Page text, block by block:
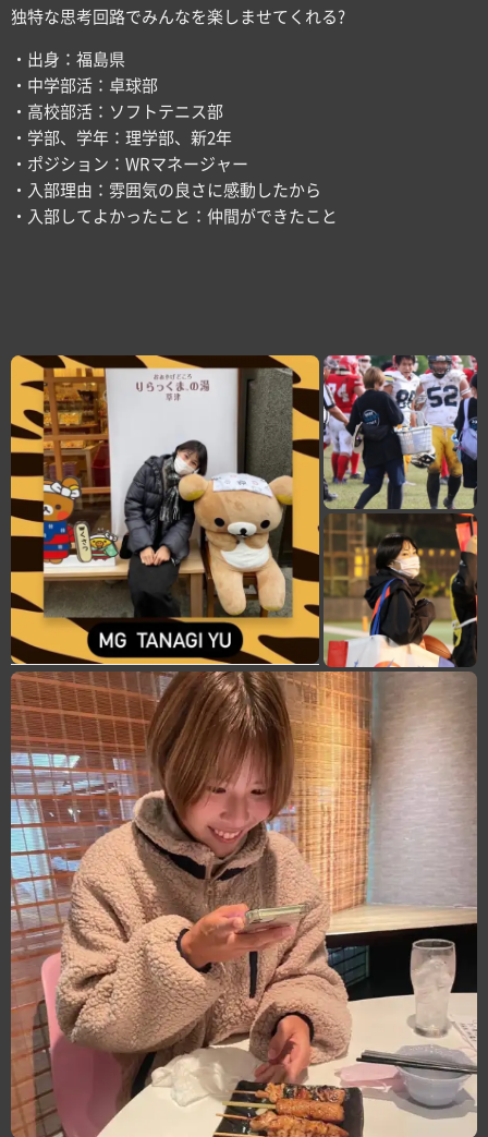
独特な思考回路でみんなを楽しませてくれる?
・出身：福島県
・中学部活：卓球部
・高校部活：ソフトテニス部
・学部、学年：理学部、新2年
・ポジション：WRマネージャー
・入部理由：雰囲気の良さに感動したから
・入部してよかったこと：仲間ができたこと